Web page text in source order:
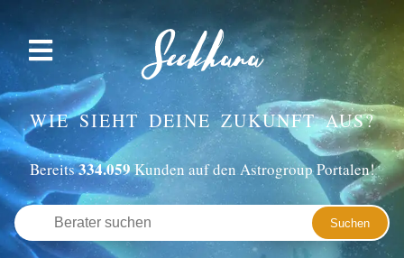
WIE SIEHT DEINE ZUKUNFT AUS?
Bereits334.059Kunden auf den Astrogroup Portalen!